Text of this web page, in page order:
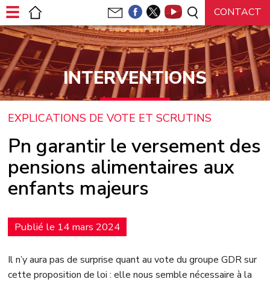
INTERVENTIONS
EXPLICATIONS DE VOTE ET SCRUTINS
Pn garantir le versement des
pensions alimentaires aux
enfants majeurs
Publié le 14 mars 2024
Il n’y aura pas de surprise quant au vote du groupe GDR sur
cette proposition de loi : elle nous semble nécessaire à la
Panneau de gestion des cookies